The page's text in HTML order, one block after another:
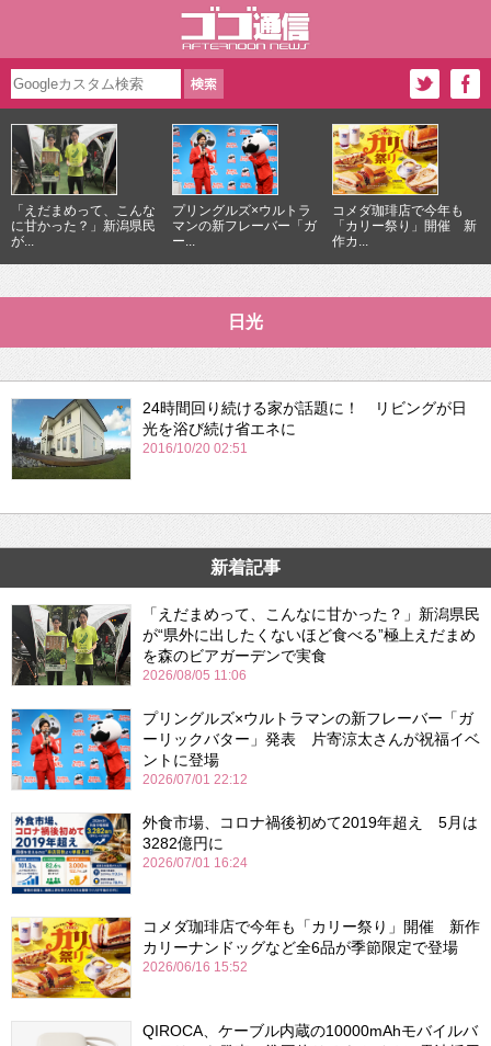
「えだまめって、こんな
に甘かった？」新潟県民
が...
プリングルズ×ウルトラ
マンの新フレーバー「ガ
ー...
コメダ珈琲店で今年も
「カリー祭り」開催 新
作カ...
日光
24時間回り続ける家が話題に！ リビングが日
光を浴び続け省エネに
2016/10/20 02:51
新着記事
「えだまめって、こんなに甘かった？」新潟県民
が“県外に出したくないほど食べる”極上えだまめ
を森のビアガーデンで実食
2026/08/05 11:06
プリングルズ×ウルトラマンの新フレーバー「ガ
ーリックバター」発表 片寄涼太さんが祝福イベ
ントに登場
2026/07/01 22:12
外食市場、コロナ禍後初めて2019年超え 5月は
3282億円に
2026/07/01 16:24
コメダ珈琲店で今年も「カリー祭り」開催 新作
カリーナンドッグなど全6品が季節限定で登場
2026/06/16 15:52
QIROCA、ケーブル内蔵の10000mAhモバイルバ